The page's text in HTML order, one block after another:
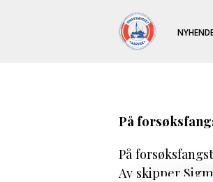
På
På
Av skipper